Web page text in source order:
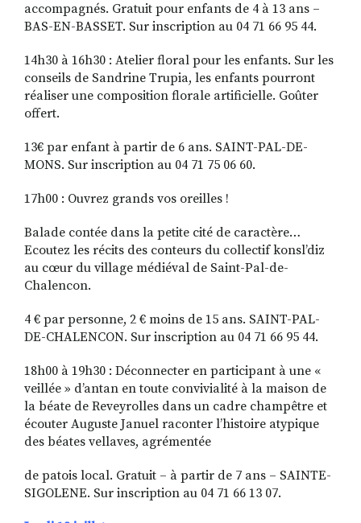
accompagnés. Gratuit pour enfants de 4 à 13 ans –
BAS-EN-BASSET. Sur inscription au 04 71 66 95 44.
14h30 à 16h30 : Atelier floral pour les enfants. Sur les
conseils de Sandrine Trupia, les enfants pourront
réaliser une composition florale artificielle. Goûter
offert.
13€ par enfant à partir de 6 ans. SAINT-PAL-DE-
MONS. Sur inscription au 04 71 75 06 60.
17h00 : Ouvrez grands vos oreilles !
Balade contée dans la petite cité de caractère…
Ecoutez les récits des conteurs du collectif konsl’diz
au cœur du village médiéval de Saint-Pal-de-
Chalencon.
4 € par personne, 2 € moins de 15 ans. SAINT-PAL-
DE-CHALENCON. Sur inscription au 04 71 66 95 44.
18h00 à 19h30 : Déconnecter en participant à une «
veillée » d’antan en toute convivialité à la maison de
la béate de Reveyrolles dans un cadre champêtre et
écouter Auguste Januel raconter l’histoire atypique
des béates vellaves, agrémentée
de patois local. Gratuit – à partir de 7 ans – SAINTE-
SIGOLENE. Sur inscription au 04 71 66 13 07.